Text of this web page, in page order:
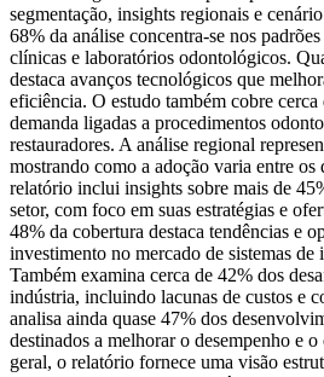
segmentação, insights regionais e
68% da análise concentra-se nos
clínicas e laboratórios odontológicos.
destaca avanços tecnológicos que
eficiência. O estudo também cobre cerca
demanda ligadas a procedimentos
restauradores. A análise regional
mostrando como a adoção varia entre os
relatório inclui insights sobre mais de
setor, com foco em suas estratégias e
48% da cobertura destaca tendências e
investimento no mercado de sistemas de
Também examina cerca de 42% dos
indústria, incluindo lacunas de custos e
analisa ainda quase 47% dos
destinados a melhorar o desempenho e
geral, o relatório fornece uma visão